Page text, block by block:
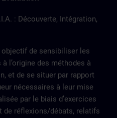
: Découverte, Intégration,
objectif de sensibiliser les
l’origine des méthodes à
et de se situer par rapport
nécessaires à leur mise
par le biais d’exercices
de réflexions/débats, relatifs